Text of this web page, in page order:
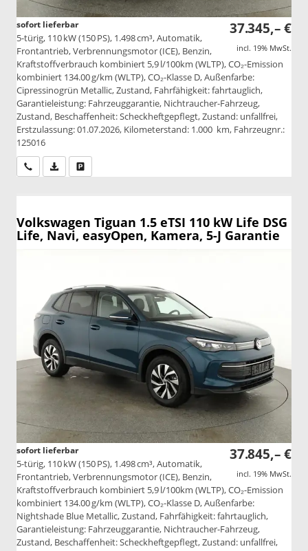
37.345,– €
incl. 19% MwSt.
sofort lieferbar
5-türig, 110 kW (150 PS), 1.498 cm³, Automatik,
Frontantrieb, Verbrennungsmotor (ICE), Benzin,
Kraftstoffverbrauch kombiniert 5,9 l/100km (WLTP), CO₂-Emission
kombiniert 134.00 g/km (WLTP), CO₂-Klasse D, Außenfarbe:
Cipressinogrün Metallic, Zustand, Fahrfähigkeit: fahrtauglich,
Garantieleistung: Fahrzeuggarantie, Nichtraucher-Fahrzeug,
Zustand, Beschaffenheit: Scheckheftgepflegt, Zustand: unfallfrei,
Erstzulassung: 01.07.2026, Kilometerstand: 1.000 km, Fahrzeugnr.:
125016
Wir rufen Sie anPDF-Datei, Fahrzeugexposé drucken
Volkswagen Tiguan 1.5 eTSI 110 kW Life DSG
Life, Navi, easyOpen, Kamera, 5-J Garantie
37.845,– €
incl. 19% MwSt.
sofort lieferbar
5-türig, 110 kW (150 PS), 1.498 cm³, Automatik,
Frontantrieb, Verbrennungsmotor (ICE), Benzin,
Kraftstoffverbrauch kombiniert 5,9 l/100km (WLTP), CO₂-Emission
kombiniert 134.00 g/km (WLTP), CO₂-Klasse D, Außenfarbe:
Nightshade Blue Metallic, Zustand, Fahrfähigkeit: fahrtauglich,
Garantieleistung: Fahrzeuggarantie, Nichtraucher-Fahrzeug,
Zustand, Beschaffenheit: Scheckheftgepflegt, Zustand: unfallfrei,